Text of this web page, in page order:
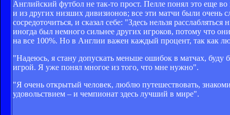
Английский футбол не так-то прост. Пелле понял это еще
и из других низших дивизионов; все эти матчи были
сосредоточиться, и сказал себе: "Здесь нельзя
иногда был немного сильнее других игроков, потому что
на все 100%. Но в Англии важен каждый процент, так как
"Надеюсь, я стану допускать меньше ошибок в матчах,
игрой. Я уже понял многое из того, что мне нужно".
"Я очень открытый человек, люблю путешествовать,
удовольствием – и чемпионат здесь лучший в мире".